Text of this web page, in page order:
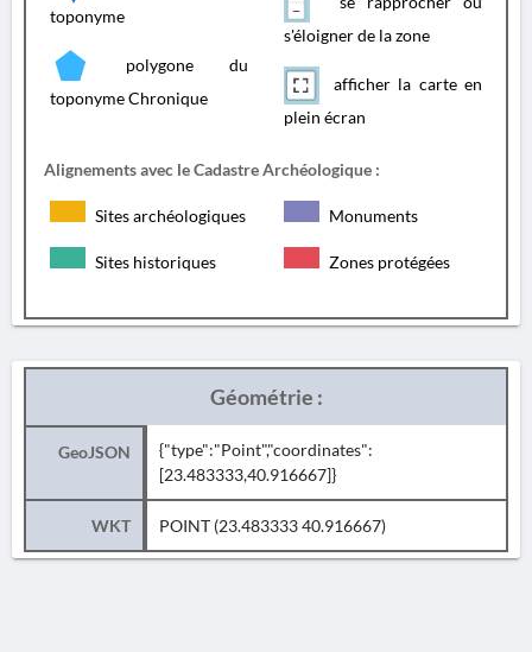
toponyme
polygone du
toponyme Chronique
s'éloigner de la zone
afficher la carte en
plein écran
Alignements avec le Cadastre Archéologique :
Sites archéologiques Monuments
Sites historiques Zones protégées
Géométrie :
GeoJSON
{"type":"Point","coordinates":
[23.483333,40.916667]}
WKT POINT (23.483333 40.916667)